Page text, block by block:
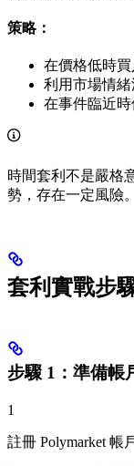
策略：
在價格低時
利用市場情緒
在事件臨近
時間套利不是嚴格
勢，存在一定風險。
套利實戰步
步驟 1：準備帳
1
註冊 Polymarket 帳